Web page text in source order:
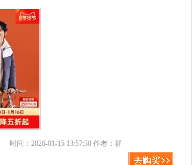
时间：2026-01-15 13:57:30 作者：群